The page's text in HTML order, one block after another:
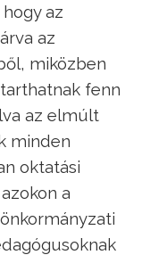
az
az
miközben
fenn
az elmúlt
minden
oktatási
a